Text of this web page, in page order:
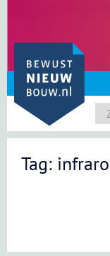
content
Tag: